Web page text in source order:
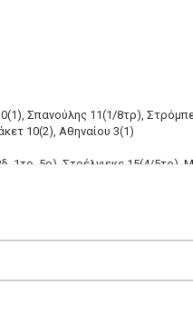
Σπανούλης 11(1/8τρ),
10(2), Αθηναίου 3(1)
1τρ, 5ρ), Στρέλνιεκς 15(4/5τρ),